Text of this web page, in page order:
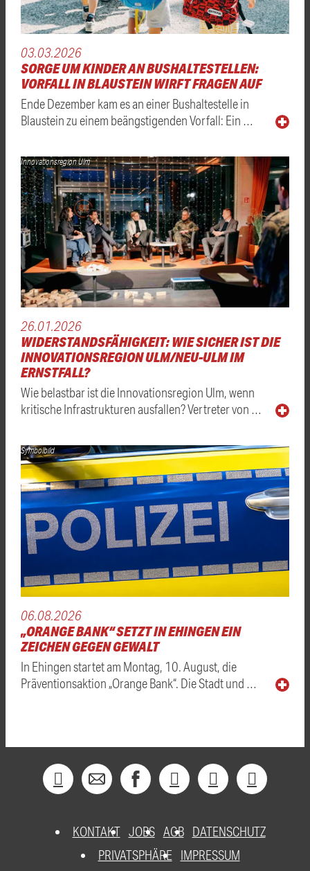
03.03.2026
SORGE UM KINDER AN BUSHALTESTELLEN:
VORFALL IN BLAUSTEIN WIRFT FRAGEN AUF
Ende Dezember kam es an einer Bushaltestelle in
Blaustein zu einem beängstigenden Vorfall: Ein …
Innovationsregion Ulm
26.01.2026
WIDERSTANDSFÄHIGKEIT: WIE SICHER IST DIE
INNOVATIONSREGION ULM/NEU-ULM IM
ERNSTFALL?
Wie belastbar ist die Innovationsregion Ulm, wenn
kritische Infrastrukturen ausfallen? Vertreter von …
Symbolbild
06.08.2026
„ORANGE BANK“ SETZT IN EHINGEN EIN
ZEICHEN GEGEN GEWALT
In Ehingen startet am Montag, 10. August, die
Präventionsaktion „Orange Bank“. Die Stadt und …
KONTAKT JOBS AGB DATENSCHUTZ
PRIVATSPHÄRE
IMPRESSUM